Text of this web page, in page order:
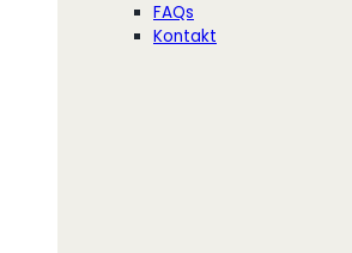
FAQs
Kontakt